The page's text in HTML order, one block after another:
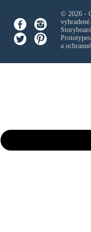
© 2026 -
vyhradené.
a